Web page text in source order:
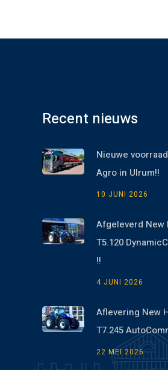
Recent nieuws
Nieuwe
Agro in Ulrum!!
10 JUNI 2026
Afgeleverd New
T5.120
!!
4 JUNI 2026
Aflevering New
T7.245
22 MEI 2026